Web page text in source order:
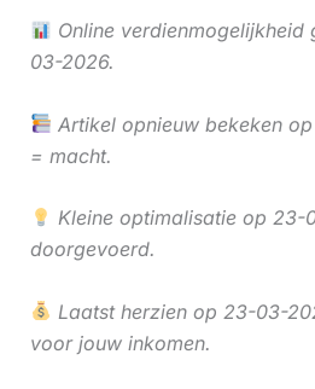
Online
03-2026.
Artikel opnieuw bekeken
= macht.
Kleine optimalisatie op 23-
doorgevoerd.
Laatst herzien op 23-03-
voor jouw inkomen.